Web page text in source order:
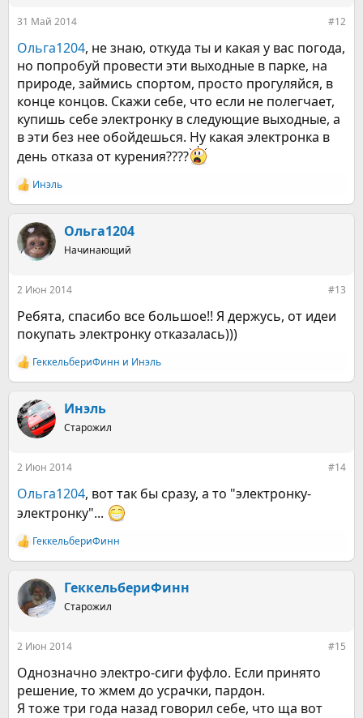
31 Май 2014 #12
Ольга1204, не знаю, откуда ты и какая у вас погода,
но попробуй провести эти выходные в парке, на
природе, займись спортом, просто прогуляйся, в
конце концов. Скажи себе, что если не полегчает,
купишь себе электронку в следующие выходные, а
в эти без нее обойдешься. Ну какая электронка в
день отказа от курения????
Р
е
к
ц
и
Инэль
Ольга1204
Начинающий
2 Июн 2014 #13
Ребята, спасибо все большое!! Я держусь, от идеи
покупать электронку отказалась)))
Р
е
к
ц
и
ГеккельбериФинн и Инэль
Инэль
Старожил
2 Июн 2014 #14
Ольга1204, вот так бы сразу, а то "электронку-
электронку"...
Р
е
к
ц
и
ГеккельбериФинн
ГеккельбериФинн
Старожил
2 Июн 2014 #15
Однозначно электро-сиги фуфло. Если принято
решение, то жмем до усрачки, пардон.
Я тоже три года назад говорил себе, что ща вот